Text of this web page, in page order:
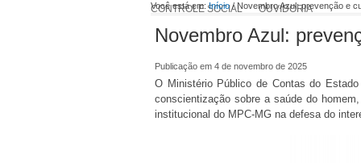
CONTROLE SOCIAL OUVIDORIA
Você está em:Início/ Novembro Azul: prevenção e
Novembro Azul:
Publicação em 4 de novembro de 2025
O Ministério Público de Contas do
conscientização sobre a saúde do
institucional do MPC-MG na defesa do